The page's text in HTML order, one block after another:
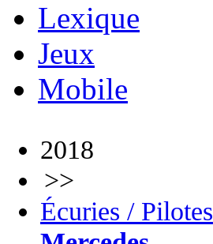
Lexique
Jeux
Mobile
2018
>>
Écuries / Pilotes